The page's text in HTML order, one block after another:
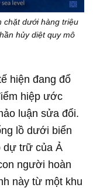
chặt dưới hàng triệu
hủy diệt quy mô
hiện đang đổ
hiệp ước
luận sửa đổi.
lồ dưới biển
dự trữ của Ả
người hoàn
này từ một khu